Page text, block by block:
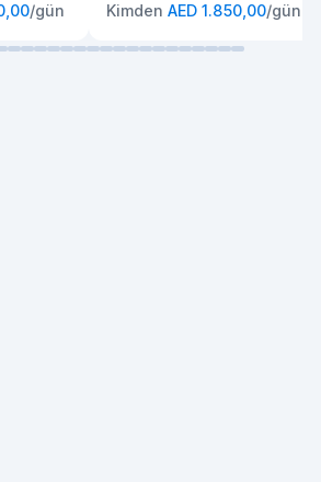
/gün
Kimden AED 1.850,00/gün